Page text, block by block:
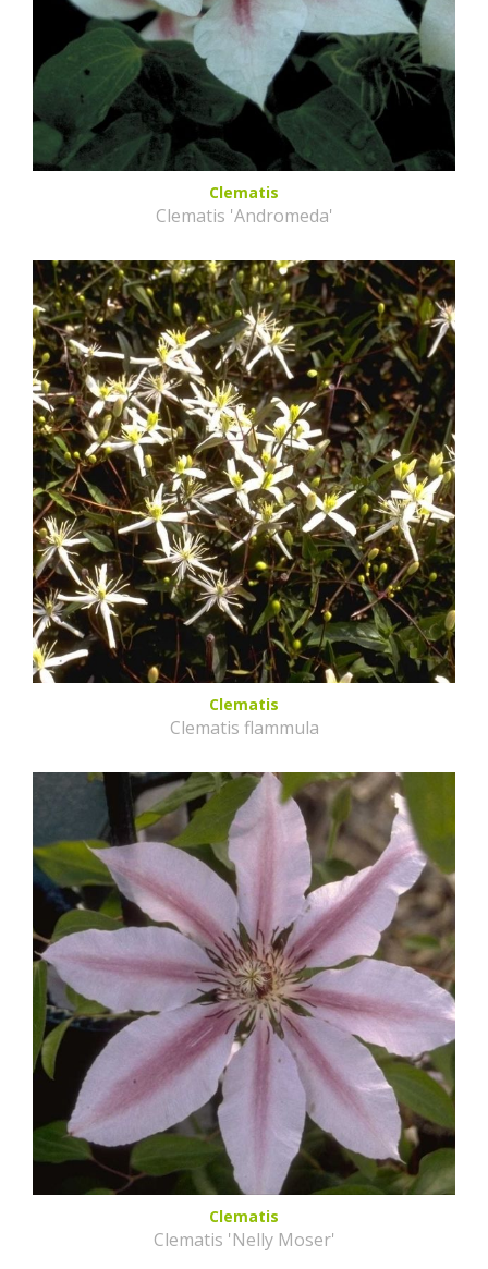
Clematis
Clematis 'Andromeda'
Clematis
Clematis flammula
Clematis
Clematis 'Nelly Moser'